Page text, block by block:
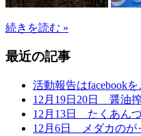
続きを読む »
最近の記事
活動報告はfacebook
12月19日20日 醤油
12月13日 たくあん
12月6日 メダカのが